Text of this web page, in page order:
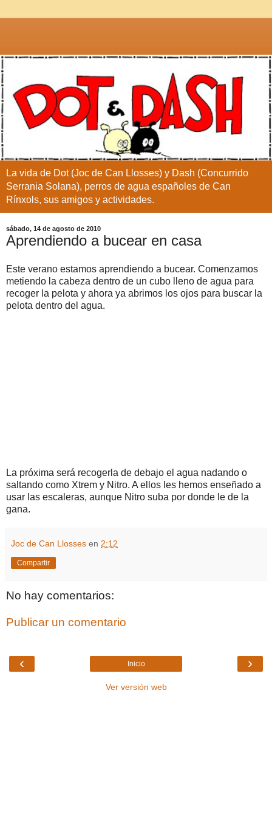
La vida de Dot (Joc de Can Llosses) y Dash (Concurrido
Serrania Solana), perros de agua españoles de Can
Rínxols, sus amigos y actividades.
sábado, 14 de agosto de 2010
Aprendiendo a bucear en casa
Este verano estamos aprendiendo a bucear. Comenzamos
metiendo la cabeza dentro de un cubo lleno de agua para
recoger la pelota y ahora ya abrimos los ojos para buscar la
pelota dentro del agua.
La próxima será recogerla de debajo el agua nadando o
saltando como Xtrem y Nitro. A ellos les hemos enseñado a
usar las escaleras, aunque Nitro suba por donde le de la
gana.
Joc de Can Llosses en 2:12
Compartir
No hay comentarios:
Publicar un comentario
‹ ›
Inicio
Ver versión web